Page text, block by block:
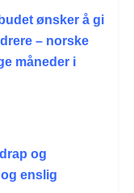
ønsker å gi
– norske
måneder i
og
enslig